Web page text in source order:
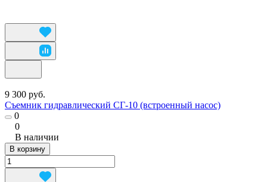
9 300 руб.
Съемник гидравлический СГ-10 (встроенный насос)
0
0
В наличии
В корзину